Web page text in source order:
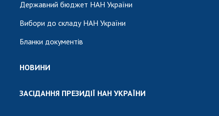
Державний бюджет НАН України
Вибори до складу НАН України
Бланки документів
НОВИНИ
ЗАСІДАННЯ ПРЕЗИДІЇ НАН УКРАЇНИ